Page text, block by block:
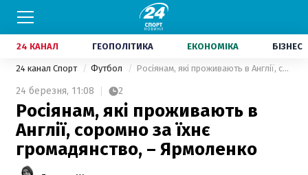
24 КАНАЛ ГЕОПОЛІТИКА ЕКОНОМІКА БІЗНЕС
24 канал Спорт Футбол Росіянам, які проживають в Англії, соромно за їхнє громадянство, – Ярмоленко
24 березня, 11:08 2
Росіянам, які проживають в
Англії, соромно за їхнє
громадянство, – Ярмоленко